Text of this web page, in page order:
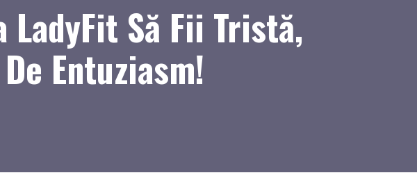
LadyFit Să Fii Tristă,
Entuziasm!